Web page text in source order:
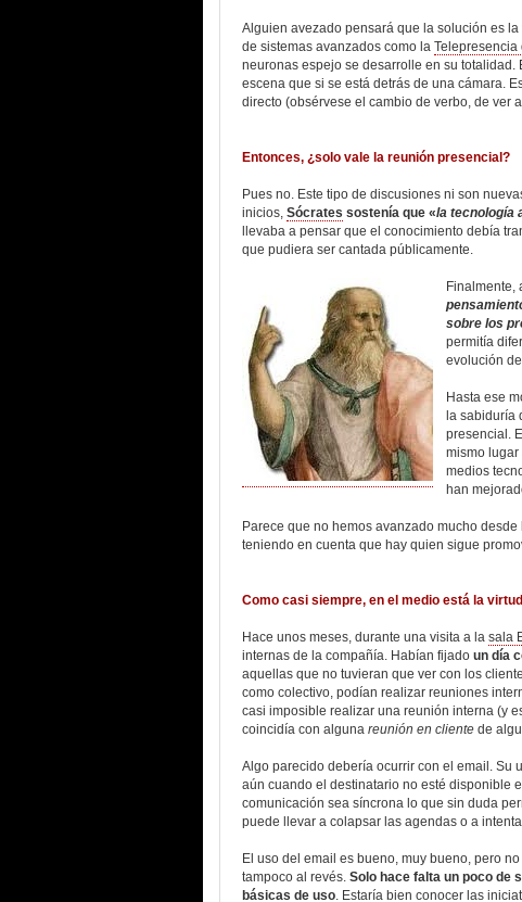
Alguien avezado pensará que la solución es
de sistemas avanzados como la Telepresencia
neuronas espejo se desarrolle en su
escena que si se está detrás de una cámara.
directo (obsérvese el cambio de verbo, de ver a
Entonces, ¿solo vale la reunión presencial?
Pues no. Este tipo de discusiones ni son
inicios, Sócrates sostenía que «la tecnología
llevaba a pensar que el conocimiento debía
que pudiera ser cantada públicamente.
Finalmente,
sobre los
permitía
evolución
Hasta ese
la sabiduría
presencial.
mismo lugar
medios
han
Parece que no hemos avanzado mucho
teniendo en cuenta que hay quien sigue
Como casi siempre, en el medio está la virtud
Hace unos meses, durante una visita a la sala
internas de la compañía. Habían fijado un día
aquellas que no tuvieran que ver con los
como colectivo, podían realizar reuniones
casi imposible realizar una reunión interna (y
coincidía con alguna reunión en cliente de
Algo parecido debería ocurrir con el email. Su
aún cuando el destinatario no esté disponible
comunicación sea síncrona lo que sin duda
puede llevar a colapsar las agendas o a
El uso del email es bueno, muy bueno, pero
tampoco al revés. Solo hace falta un poco de
básicas de uso . Estaría bien conocer las